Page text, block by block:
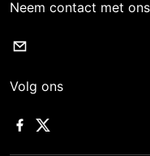
Neem contact met
Volg ons